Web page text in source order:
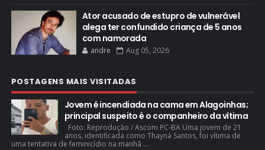
Ator acusado de estupro de vulnerável
alega ter confundido criança de 5 anos
com namorada
andre Aug 05, 2026
POSTAGENS MAIS VISITADAS
Jovem é incendiada na cama em Alagoinhas;
principal suspeito é o companheiro da vítima
Foto: Reprodução / Ascom PC-BA Uma jovem de 21
anos, identificada como Thayná Santos, foi vítima de
uma tentativa de feminicídio na manhã ...